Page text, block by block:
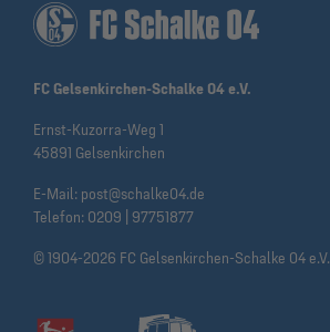
FC Gelsenkirchen-Schalke 04 e.V.
Ernst-Kuzorra-Weg 1
45891 Gelsenkirchen
E-Mail: post@schalke04.de
Telefon: 0209 | 97751877
© 1904-2026 FC Gelsenkirchen-Schalke 04 e.V.